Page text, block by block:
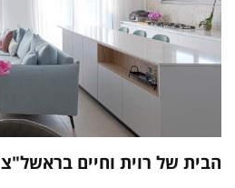
הבית של רוית וחיים בראשל"צ